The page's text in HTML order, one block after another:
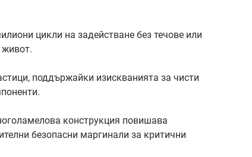
цикли на задействане без течове или
живот.
поддържайки изискванията за чисти
конструкция повишава
безопасни маргинали за критични